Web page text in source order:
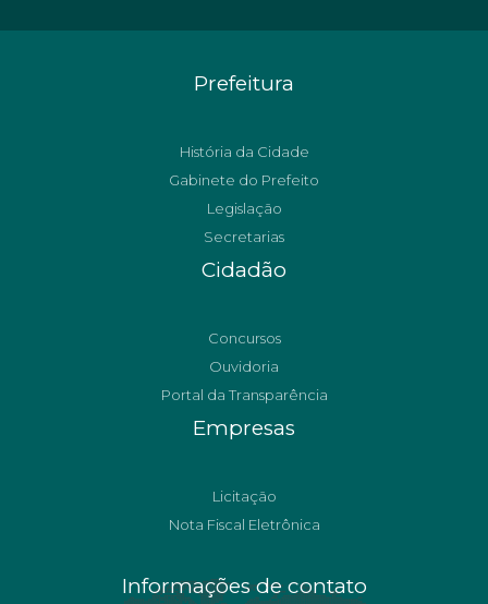
Prefeitura
História da Cidade
Gabinete do Prefeito
Legislação
Secretarias
Cidadão
Concursos
Ouvidoria
Portal da Transparência
Empresas
Licitação
Nota Fiscal Eletrônica
Informações de contato